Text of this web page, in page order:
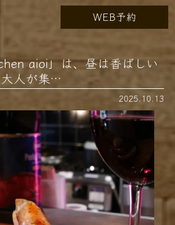
WEB予約
aioi」は、昼は香ばしい
人が集…
2025.10.13